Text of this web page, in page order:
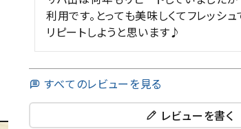
利用です。とっても美味しくてフレッシ
リピートしようと思います♪
すべてのレビューを見る
レビューを書く